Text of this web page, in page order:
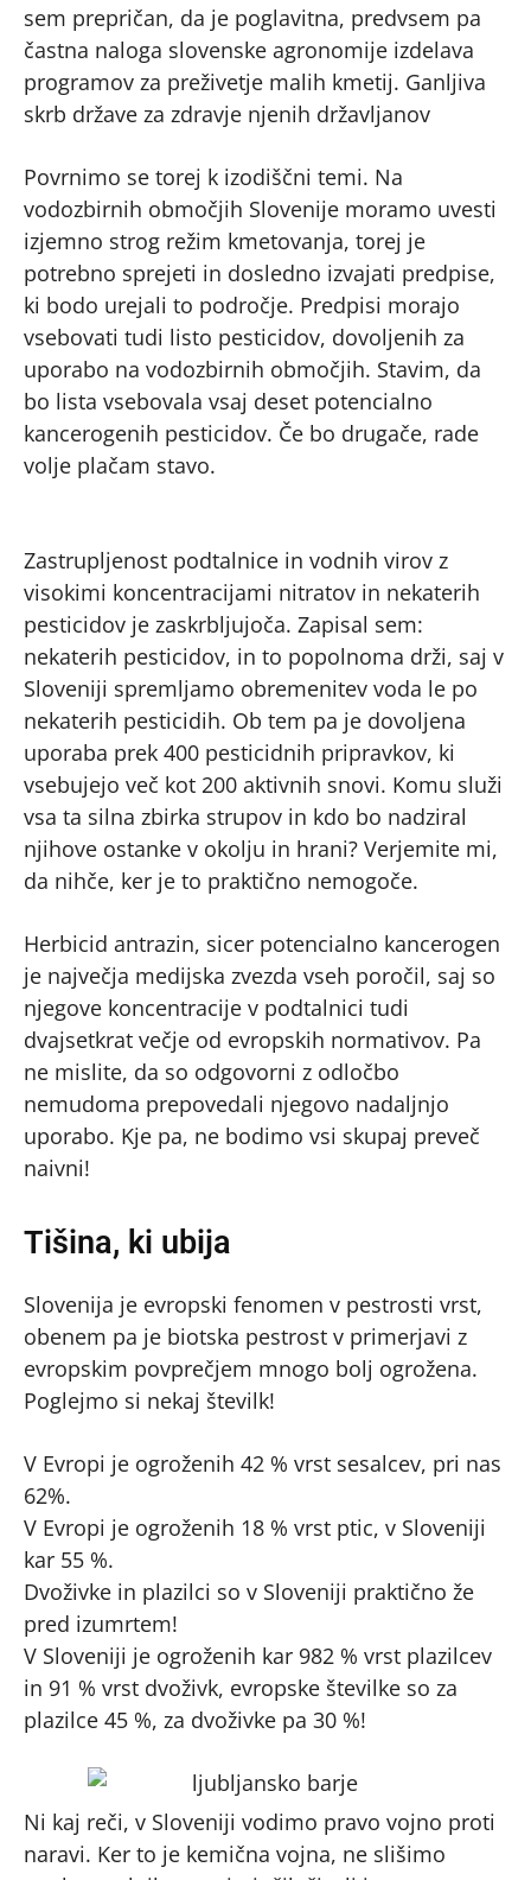
sem prepričan, da je poglavitna, predvsem pa
častna naloga slovenske agronomije izdelava
programov za preživetje malih kmetij. Ganljiva
skrb države za zdravje njenih državljanov
Povrnimo se torej k izodiščni temi. Na
vodozbirnih območjih Slovenije moramo uvesti
izjemno strog režim kmetovanja, torej je
potrebno sprejeti in dosledno izvajati predpise,
ki bodo urejali to področje. Predpisi morajo
vsebovati tudi listo pesticidov, dovoljenih za
uporabo na vodozbirnih območjih. Stavim, da
bo lista vsebovala vsaj deset potencialno
kancerogenih pesticidov. Če bo drugače, rade
volje plačam stavo.
Zastrupljenost podtalnice in vodnih virov z
visokimi koncentracijami nitratov in nekaterih
pesticidov je zaskrbljujoča. Zapisal sem:
nekaterih pesticidov, in to popolnoma drži, saj v
Sloveniji spremljamo obremenitev voda le po
nekaterih pesticidih. Ob tem pa je dovoljena
uporaba prek 400 pesticidnih pripravkov, ki
vsebujejo več kot 200 aktivnih snovi. Komu služi
vsa ta silna zbirka strupov in kdo bo nadziral
njihove ostanke v okolju in hrani? Verjemite mi,
da nihče, ker je to praktično nemogoče.
Herbicid antrazin, sicer potencialno kancerogen
je največja medijska zvezda vseh poročil, saj so
njegove koncentracije v podtalnici tudi
dvajsetkrat večje od evropskih normativov. Pa
ne mislite, da so odgovorni z odločbo
nemudoma prepovedali njegovo nadaljnjo
uporabo. Kje pa, ne bodimo vsi skupaj preveč
naivni!
Tišina, ki ubija
Slovenija je evropski fenomen v pestrosti vrst,
obenem pa je biotska pestrost v primerjavi z
evropskim povprečjem mnogo bolj ogrožena.
Poglejmo si nekaj številk!
V Evropi je ogroženih 42 % vrst sesalcev, pri nas
62%.
V Evropi je ogroženih 18 % vrst ptic, v Sloveniji
kar 55 %.
Dvoživke in plazilci so v Sloveniji praktično že
pred izumrtem!
V Sloveniji je ogroženih kar 982 % vrst plazilcev
in 91 % vrst dvoživk, evropske številke so za
plazilce 45 %, za dvoživke pa 30 %!
Ni kaj reči, v Sloveniji vodimo pravo vojno proti
naravi. Ker to je kemična vojna, ne slišimo